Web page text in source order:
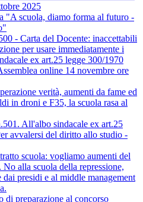
2025
"A scuola, diamo forma al futuro -
- Carta del Docente: inaccettabili
per usare immediatamente i
ex art.25 legge 300/1970
online 14 novembre ore
verità, aumenti da fame ed
in droni e F35, la scuola rasa al
All'albo sindacale ex art.25
avvalersi del diritto allo studio -
scuola: vogliamo aumenti del
No alla scuola della repressione,
dai presidi e al middle management
di preparazione al concorso